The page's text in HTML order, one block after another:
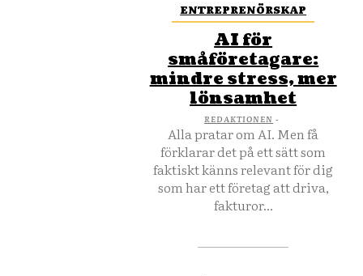
ENTREPRENÖRSKAP
AI för
småföretagare:
mindre stress, mer
lönsamhet
REDAKTIONEN -
Alla pratar om AI. Men få
förklarar det på ett sätt som
faktiskt känns relevant för dig
som har ett företag att driva,
fakturor...